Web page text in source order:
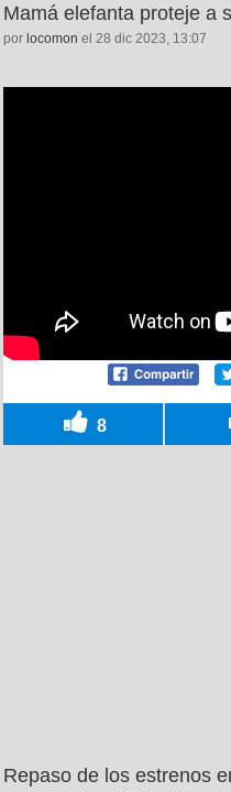
Mamá elefanta proteje a
por locomon el 28 dic 2023, 13:07
8
Repaso de los estrenos